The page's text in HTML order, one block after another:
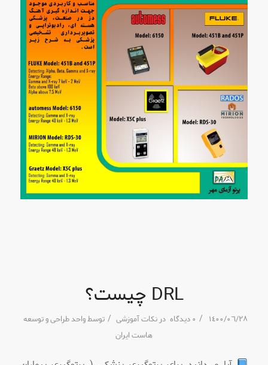
DRL چیست؟
١٤٠٠/٠٦/٢٨ / ٠ دیدگاه در نکات آموزشی / توسطواحد طراحی و توسعه
هاست ایران